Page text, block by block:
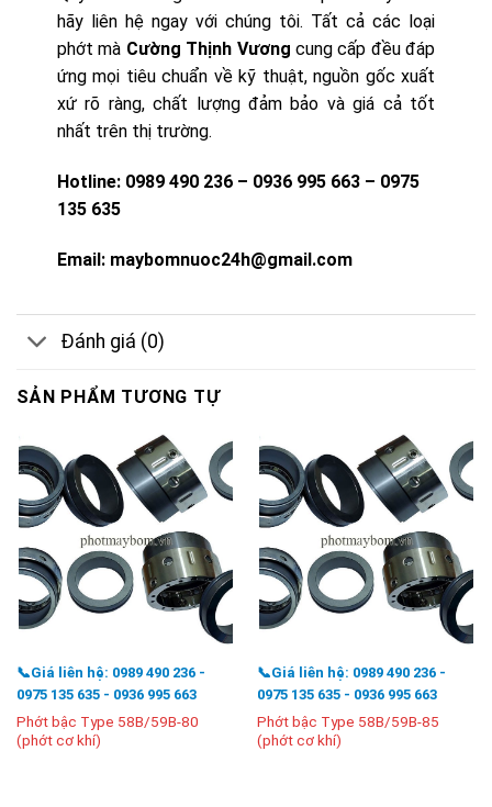
hãy liên hệ ngay với chúng tôi. Tất cả các loại
phớt mà Cường Thịnh Vương cung cấp đều đáp
ứng mọi tiêu chuẩn về kỹ thuật, nguồn gốc xuất
xứ rõ ràng, chất lượng đảm bảo và giá cả tốt
nhất trên thị trường.
Hotline: 0989 490 236 – 0936 995 663 – 0975
135 635
Email: maybomnuoc24h@gmail.com
Đánh giá (0)
SẢN PHẨM TƯƠNG TỰ
📞Giá liên hệ: 0989 490 236 -
0975 135 635 - 0936 995 663
Phớt bậc Type 58B/59B-80
(phớt cơ khí)
📞Giá liên hệ: 0989 490 236 -
0975 135 635 - 0936 995 663
Phớt bậc Type 58B/59B-85
(phớt cơ khí)